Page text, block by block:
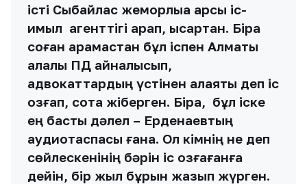
істі Сыбайлас жемқорлыққа қарсы іс-
қимыл агенттігі қарап, қысқартқан. Бірақ
соған қарамастан бұл іспен Алматы
қалалық ПД айналысып,
адвокаттардың үстінен алаяқтық деп іс
қозғап, сотқа жіберген. Бірақ, бұл іске
ең басты дәлел – Ерденаевтың
аудиотаспасы ғана. Ол кімнің не деп
сөйлескенінің бәрін іс қозғағанға
дейін, бір жыл бұрын жазып жүрген.